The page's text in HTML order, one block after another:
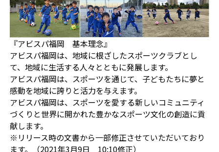
『アビスパ福岡 基本理念』
アビスパ福岡は、地域に根ざしたスポーツクラブとし
て、地域に生活する人々とともに発展します。
アビスパ福岡は、スポーツを通じて、子どもたちに夢と
感動を地域に誇りと活力を与えます。
アビスパ福岡は、スポーツを愛する新しいコミュニティ
づくりと世界に開かれた豊かなスポーツ文化の創造に貢
献します。
※リリース時の文書から一部修正させていただいており
ます。（2021年3月9日 10:10修正）